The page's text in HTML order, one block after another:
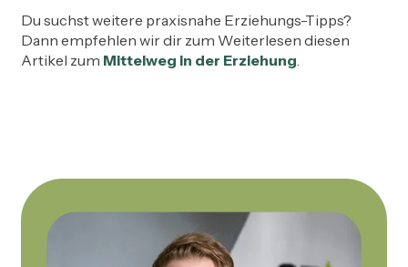
Du suchst weitere praxisnahe Erziehungs-Tipps?
Dann empfehlen wir dir zum Weiterlesen diesen
Artikel zum Mittelweg in der Erziehung.